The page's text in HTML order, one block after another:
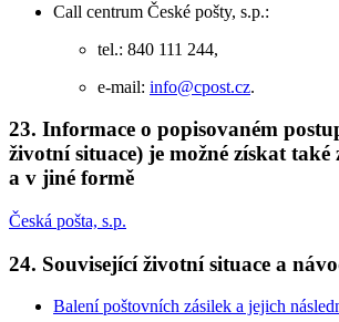
Call centrum České pošty, s.p.:
tel.: 840 111 244,
e-mail: info@cpost.cz.
23. Informace o popisovaném
životní situace) je možné získat
a v jiné formě
Česká pošta, s.p.
24. Související životní situace a
Balení poštovních zásilek a jejich